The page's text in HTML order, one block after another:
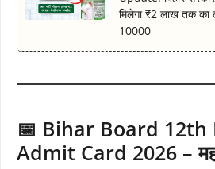
मिलेगा ₹2 लाख तक का
10000
📅 Bihar Board 12th
Admit Card 2026 –